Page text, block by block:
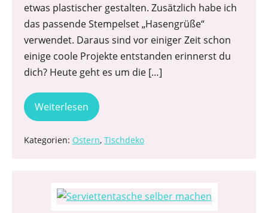
etwas plastischer gestalten. Zusätzlich habe ich
das passende Stempelset „Hasengrüße“
verwendet. Daraus sind vor einiger Zeit schon
einige coole Projekte entstanden erinnerst du
dich? Heute geht es um die […]
Weiterlesen
Kategorien: Ostern, Tischdeko